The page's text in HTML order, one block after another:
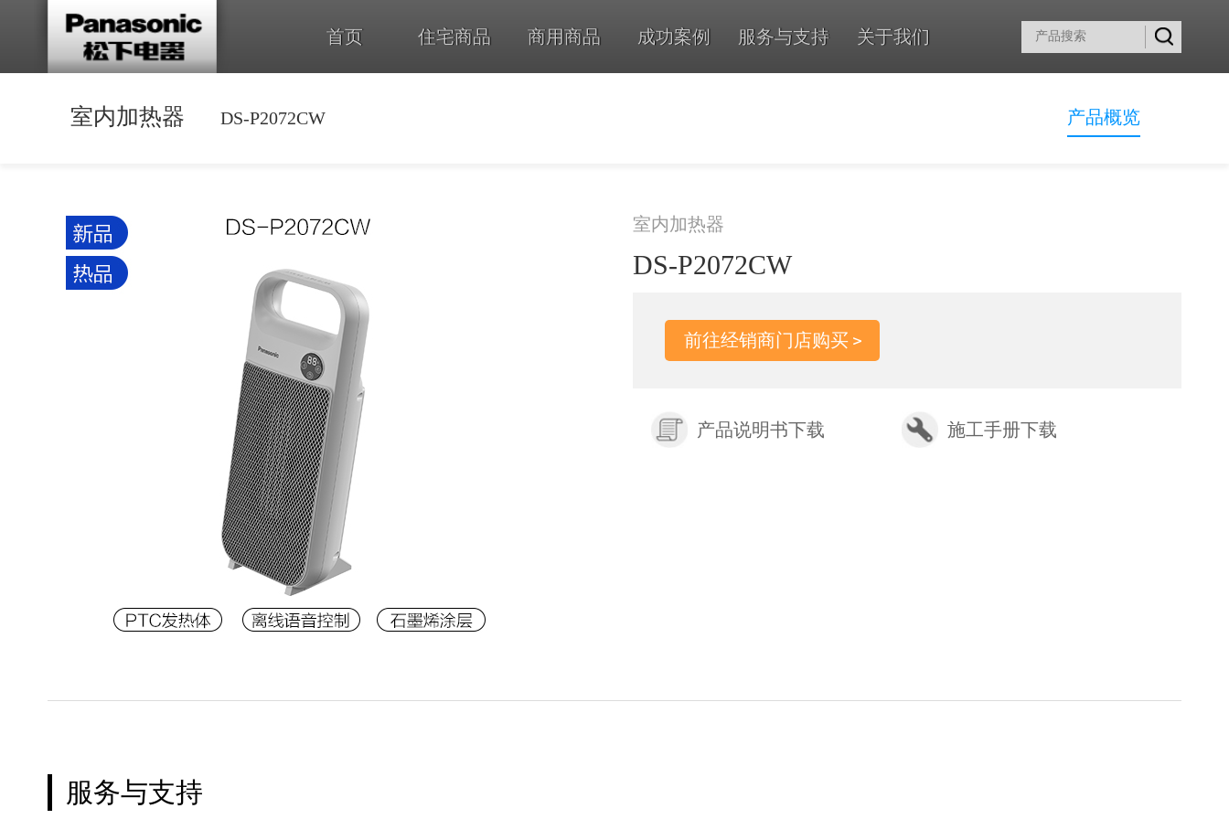
首页 住宅商品 商用商品 成功案例 服务与支持 关于我们
室内加热器 DS-P2072CW 产品概览
室内加热器
DS-P2072CW
前往经销商门店购买
产品说明书下载 施工手册下载
服务与支持